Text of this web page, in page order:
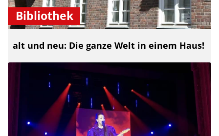
Bibliothek
alt und neu: Die ganze Welt in einem Haus!